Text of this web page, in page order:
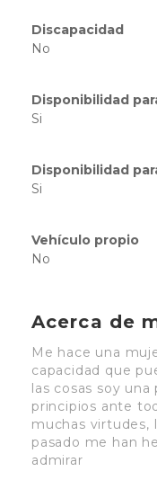
Discapacidad
No
Disponibilidad
Si
Disponibilidad
Si
Vehículo propio
No
Acerca de
Me hace una
capacidad que
las cosas soy
principios ante
muchas virtudes,
pasado me han
admirar